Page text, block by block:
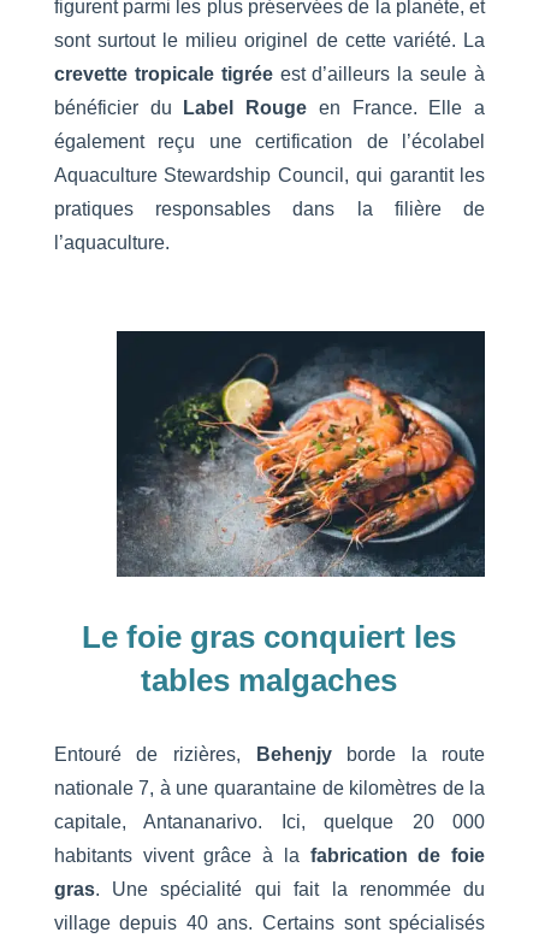
figurent parmi les plus préservées de la planète, et
sont surtout le milieu originel de cette variété. La
crevette tropicale tigréeest d’ailleurs la seule à
bénéficier du
Label Rouge en France. Elle a
également reçu une certification de l’écolabel
Aquaculture Stewardship Council, qui garantit les
pratiques responsables dans la filière de
l’aquaculture.
Le foie gras conquiert les
tables malgaches
Entouré de rizières, Behenjyborde la route
nationale 7, à une quarantaine de kilomètres de la
capitale, Antananarivo. Ici, quelque 20 000
habitants vivent grâce à la fabrication de foie
gras. Une spécialité qui fait la renommée du
village depuis 40 ans. Certains sont spécialisés